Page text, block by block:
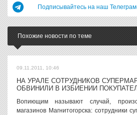
Подписывайтесь на наш
Похожие новости по теме
09.11.2011, 10:46
НА УРАЛЕ СОТРУДНИКОВ
ОБВИНИЛИ В ИЗБИЕНИИ
Вопиющим называют случай,
магазинов Магнитогорска: сотрудники